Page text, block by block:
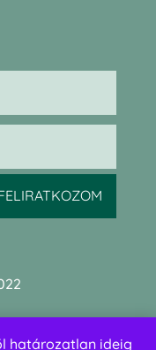
határozatlan ideig